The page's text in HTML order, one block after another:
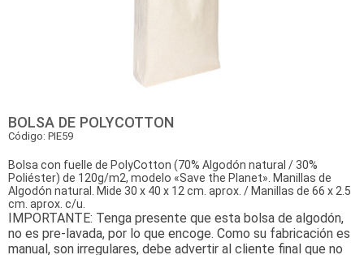
BOLSA DE POLYCOTTON
Código: PIE59
Bolsa con fuelle de PolyCotton (70% Algodón natural / 30%
Poliéster) de 120g/m2, modelo «Save the Planet». Manillas de
Algodón natural. Mide 30 x 40 x 12 cm. aprox. / Manillas de 66 x 2.5
cm. aprox. c/u.
IMPORTANTE: Tenga presente que esta bolsa de algodón,
no es pre-lavada, por lo que encoge. Como su fabricación es
manual, son irregulares, debe advertir al cliente final que no